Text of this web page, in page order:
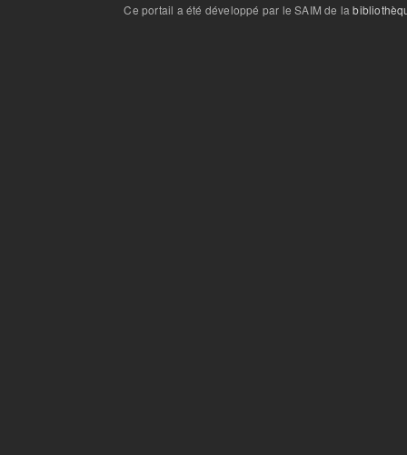
Ce portail a été développé par le SAIM de la